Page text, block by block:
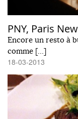
PNY, Paris
Encore un resto à
comme […]
18-03-2013